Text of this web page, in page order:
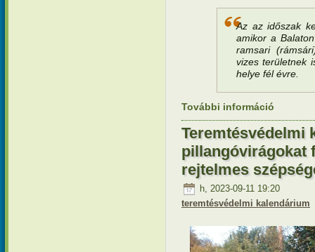
Az az időszak
amikor a
ramsari
vizes területnek
helye fél évre.
További információ
Teremtésvédelmi
pillangóvirágokat
rejtelmes
h, 2023-09-11 19:20
teremtésvédelmi kalendárium